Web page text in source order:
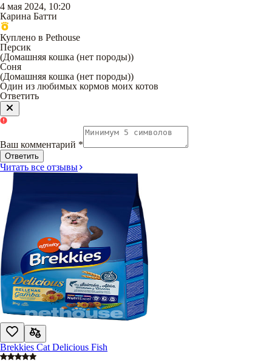
4 мая 2024, 10:20
Карина Батти
Куплено в Pethouse
Персик
(Домашняя кошка (нет породы))
Соня
(Домашняя кошка (нет породы))
Один из любимых кормов моих котов
Ответить
Ваш комментарий *
Ответить
Читать все отзывы
Brekkies Cat Delicious Fish